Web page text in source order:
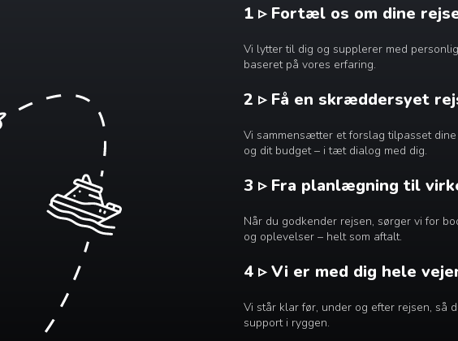
1 ▹ Fortæl os om dine
Vi lytter til dig og supplerer med
baseret på vores erfaring.
2 ▹ Få en skræddersyet
Vi sammensætter et forslag tilpasset
og dit budget – i tæt dialog med dig.
3 ▹ Fra planlægning til
Når du godkender rejsen, sørger vi for
og oplevelser – helt som aftalt.
4 ▹ Vi er med dig hele
Vi står klar før, under og efter rejsen, så
support i ryggen.